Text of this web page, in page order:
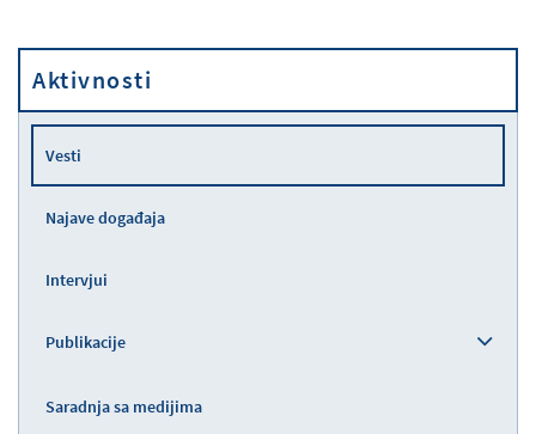
Propisi
Usluge
Aktivnosti
Vesti
Najave događaja
Intervjui
Publikacije
Saradnja sa medijima